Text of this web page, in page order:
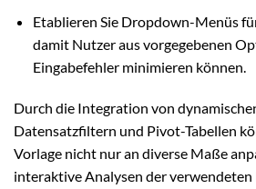
Etablieren Sie Dropdown-Menüs
damit Nutzer aus vorgegebenen
Eingabefehler minimieren können.
Durch die Integration von
Datensatzfiltern und Pivot-Tabellen
Vorlage nicht nur an diverse Maße
interaktive Analysen der